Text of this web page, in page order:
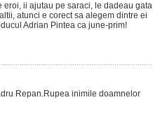
ii ajutau pe saraci, le dadeau gata
atunci e corect sa alegem dintre ei
Adrian Pintea ca june-prim!
Repan.Rupea inimile doamnelor